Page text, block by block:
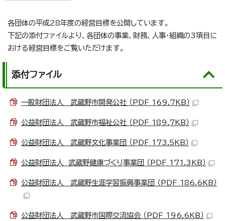
各団体の平成28年度の経営目標を公開しています。
下記の添付ファイルより、各団体の事業、財務、人事・組織の3項目に
おける経営目標をご覧いただけます。
添付ファイル
一般財団法人 武蔵野市開発公社 （PDF 169.7KB）
公益財団法人 武蔵野市福祉公社 （PDF 189.7KB）
公益財団法人 武蔵野文化事業団 （PDF 173.5KB）
公益財団法人 武蔵野健康づくり事業団 （PDF 171.3KB）
公益財団法人 武蔵野生涯学習振興事業団 （PDF 186.6KB）
公益財団法人 武蔵野市国際交流協会 （PDF 196.6KB）